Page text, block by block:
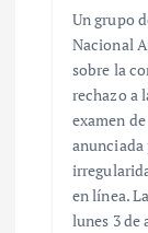
Un grupo
Nacional
sobre la
rechazo a
examen
en línea.
lunes 3